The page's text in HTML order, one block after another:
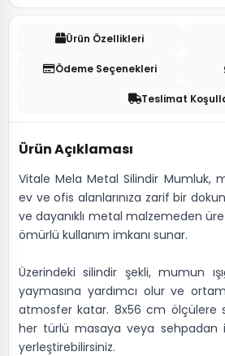
Ürün Özellikleri
Ödeme Seçenekleri
Teslimat
Ürün Açıklaması
Vitale Mela Metal Silindir Mumluk,
ev ve ofis alanlarınıza zarif bir
ve dayanıklı metal malzemeden
ömürlü kullanım imkanı sunar.
Üzerindeki silindir şekli, mumun
yaymasına yardımcı olur ve
atmosfer katar. 8x56 cm ölçülere
her türlü masaya veya sehpadan
yerleştirebilirsiniz.